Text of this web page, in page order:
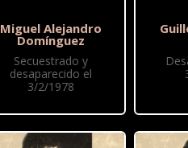
Miguel Alejandro
Domínguez
Secuestrado y
desaparecido el
3/2/1978